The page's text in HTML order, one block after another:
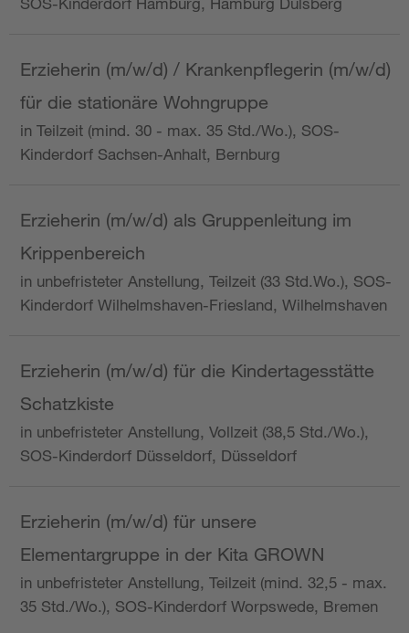
Erzieherin (m/w/d) / Krankenpflegerin (m/w/d)
für die stationäre Wohngruppe
in Teilzeit (mind. 30 - max. 35 Std./Wo.), SOS-
Kinderdorf Sachsen-Anhalt, Bernburg
Erzieherin (m/w/d) als Gruppenleitung im
Krippenbereich
in unbefristeter Anstellung, Teilzeit (33 Std.Wo.), SOS-
Kinderdorf Wilhelmshaven-Friesland, Wilhelmshaven
Erzieherin (m/w/d) für die Kindertagesstätte
Schatzkiste
in unbefristeter Anstellung, Vollzeit (38,5 Std./Wo.),
SOS-Kinderdorf Düsseldorf, Düsseldorf
Erzieherin (m/w/d) für unsere
Elementargruppe in der Kita GROWN
in unbefristeter Anstellung, Teilzeit (mind. 32,5 - max.
35 Std./Wo.), SOS-Kinderdorf Worpswede, Bremen